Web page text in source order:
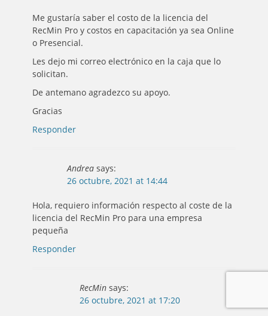
Me gustaría saber el costo de la licencia del
RecMin Pro y costos en capacitación ya sea Online
o Presencial.
Les dejo mi correo electrónico en la caja que lo
solicitan.
De antemano agradezco su apoyo.
Gracias
Responder
Andrea says:
26 octubre, 2021 at 14:44
Hola, requiero información respecto al coste de la
licencia del RecMin Pro para una empresa
pequeña
Responder
RecMin says:
26 octubre, 2021 at 17:20